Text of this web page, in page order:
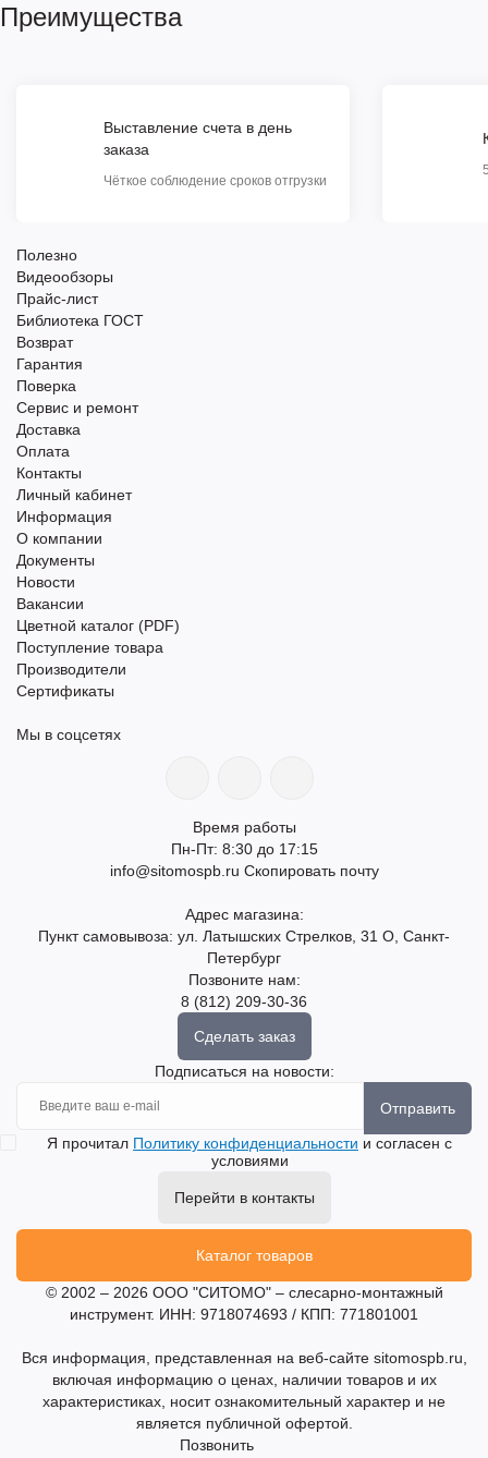
Преимущества
Выставление счета в день
заказа
Чёткое соблюдение сроков отгрузки
Полезно
Видеообзоры
Прайс-лист
Библиотека ГОСТ
Возврат
Гарантия
Поверка
Сервис и ремонт
Доставка
Оплата
Контакты
Личный кабинет
Информация
О компании
Документы
Новости
Вакансии
Цветной каталог (PDF)
Поступление товара
Производители
Сертификаты
Мы в соцсетях
Время работы
Пн-Пт: 8:30 до 17:15
info@sitomospb.ru Скопировать почту
Адрес магазина:
Пункт самовывоза: ул. Латышских Стрелков, 31 О, Санкт-
Петербург
Позвоните нам:
8 (812) 209-30-36
Сделать заказ
Подписаться на новости:
Отправить
Я прочитал Политику конфиденциальности и согласен с
условиями
Перейти в контакты
Каталог товаров
© 2002 – 2026 ООО "СИТОМО" – слесарно-монтажный
инструмент. ИНН: 9718074693 / КПП: 771801001
Вся информация, представленная на веб-сайте sitomospb.ru,
включая информацию о ценах, наличии товаров и их
характеристиках, носит ознакомительный характер и не
является публичной офертой.
Позвонить